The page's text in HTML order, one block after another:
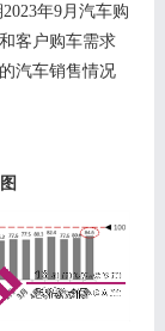
2023年9月汽车购
客户购车需求
汽车销售情况